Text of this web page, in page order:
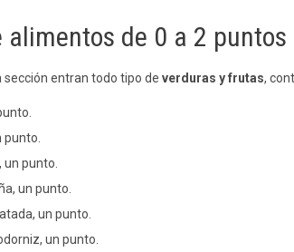
alimentos de 0 a 2 puntos
sección entran todo tipo de verduras y frutas,
punto.
un punto.
un punto.
un punto.
un punto.